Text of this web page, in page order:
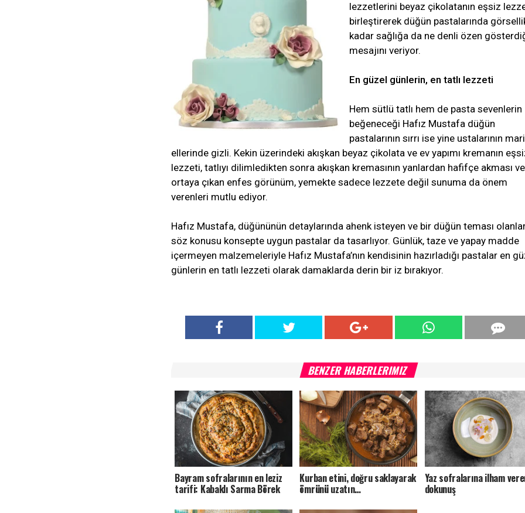
lezzetlerini beyaz çikolatanın eşsiz
birleştirerek düğün pastalarında
kadar sağlığa da ne denli özen
mesajını veriyor.
En güzel günlerin, en tatlı lezzeti
Hem sütlü tatlı hem de pasta sevenlerin
beğeneceği Hafız Mustafa düğün
pastalarının sırrı ise yine ustalarının
ellerinde gizli. Kekin üzerindeki akışkan beyaz çikolata ve ev yapımı kremanın
lezzeti, tatlıyı dilimledikten sonra akışkan kremasının yanlardan hafifçe akması ve
ortaya çıkan enfes görünüm, yemekte sadece lezzete değil sunuma da önem
verenleri mutlu ediyor.
Hafız Mustafa, düğününün detaylarında ahenk isteyen ve bir düğün teması
söz konusu konsepte uygun pastalar da tasarlıyor. Günlük, taze ve yapay madde
içermeyen malzemeleriyle Hafız Mustafa’nın kendisinin hazırladığı pastalar en
günlerin en tatlı lezzeti olarak damaklarda derin bir iz bırakıyor.
BENZER HABERLERIMIZ
Bayram sofralarının en leziz
tarifi: Kabaklı Sarma Börek
Kurban etini, doğru saklayarak
ömrünü uzatın…
Yaz sofralarına ilham
dokunuş